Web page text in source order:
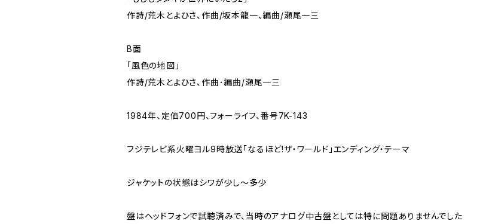
作詩/荒木とよひさ、作曲/坂本龍一、編曲/瀬尾一三
B面
「風色の地図」
作詩/荒木とよひさ、作曲･編曲/瀬尾一三
1984年、定価700円、フォーライフ、番号7K-143
フジテレビ系火曜ヨル9時放送｢なるほど!ザ・ワールド｣エンディング・テーマ
ジャケットの状態はシワが少し～多少
盤はヘッドフォンで試聴済みで、当時のアナログ中古盤としては特に問題ありませんでした